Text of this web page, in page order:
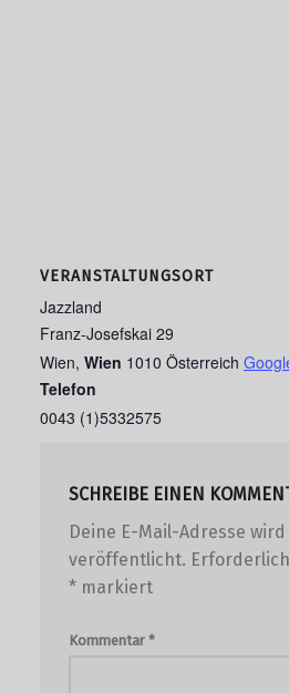
VERANSTALTUNGSORT
Jazzland
Franz-Josefskai 29
Wien, Wien 1010 Österreich
Telefon
0043 (1)5332575
SCHREIBE EINEN
Deine E-Mail-Adresse
veröffentlicht.
*markiert
Kommentar *